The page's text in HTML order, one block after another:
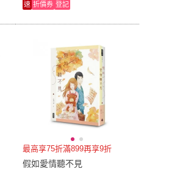
速 折價券 登記
最高享75折滿899再享9折
假如愛情聽不見